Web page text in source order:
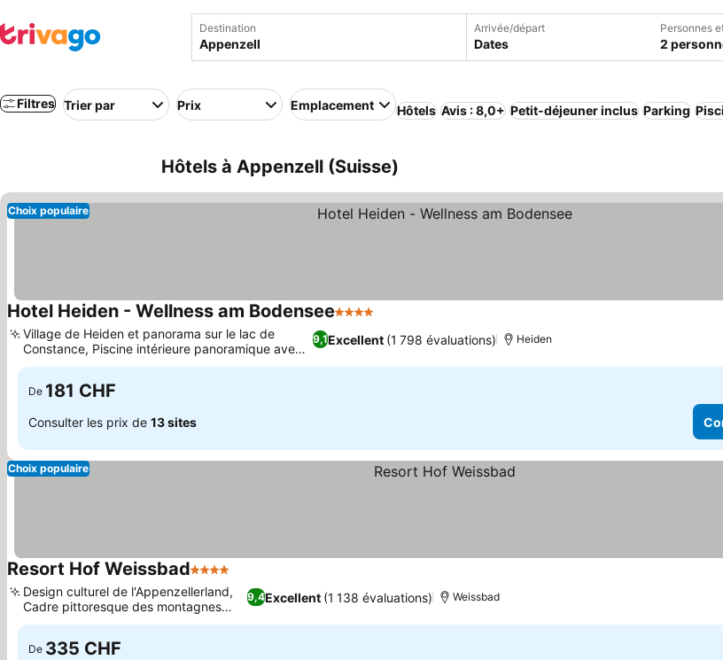
Destination Arrivée/départ
Dates
Personnes
2
Filtres Trier par Prix Emplacement Hôtels Avis : 8,0+ Petit-déjeuner inclus Parking
Hôtels à Appenzell (Suisse)
Choix populaire
Hotel Heiden - Wellness am Bodensee4 Étoiles
9,1Excellent (1 798 évaluations)
Village de Heiden et panorama sur le lac de
Constance, Piscine intérieure panoramique avec
vue sur le lac de Constance
Heiden
De 181 CHF
Consulter les prix de 13 sites
Choix populaire
Resort Hof Weissbad4 Étoiles
9,4Excellent (1 138 évaluations)
Design culturel de l'Appenzellerland,
Cadre pittoresque des montagnes
Alpstein
Weissbad
De 335 CHF